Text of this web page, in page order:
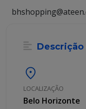
Descrição
location_on
LOCALIZAÇÃO
Belo Horizonte